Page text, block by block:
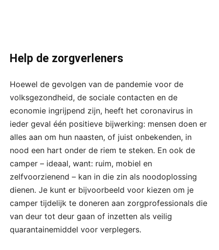
Help de zorgverleners
Hoewel de gevolgen van de pandemie voor de
volksgezondheid, de sociale contacten en de
economie ingrijpend zijn, heeft het coronavirus in
ieder geval één positieve bijwerking: mensen doen er
alles aan om hun naasten, of juist onbekenden, in
nood een hart onder de riem te steken. En ook de
camper – ideaal, want: ruim, mobiel en
zelfvoorzienend – kan in die zin als noodoplossing
dienen. Je kunt er bijvoorbeeld voor kiezen om je
camper tijdelijk te doneren aan zorgprofessionals die
van deur tot deur gaan of inzetten als veilig
quarantainemiddel voor verplegers.